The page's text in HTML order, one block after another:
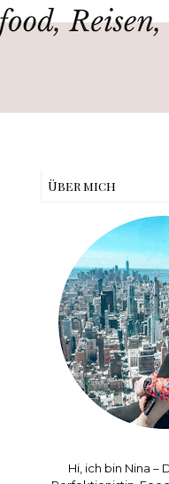
Über mich
Hi, ich bin Nina –